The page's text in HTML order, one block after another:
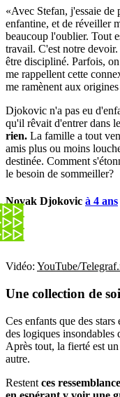
«Avec Stefan, j'essaie de
enfantine, et de réveiller
beaucoup l'oublier. Tout
travail. C'est notre
être discipliné. Parfois,
me rappellent cette
me ramènent aux
Djokovic n'a pas eu
qu'il rêvait d'entrer dans
rien. La famille a tout
amis plus ou moins
destinée. Comment
le besoin de sommeiller?
Novak Djokovic à 4 ans
Vidéo: YouTube/
Une collection de
Ces enfants que des
des logiques insondables
Après tout, la fierté est
autre.
Restent ces